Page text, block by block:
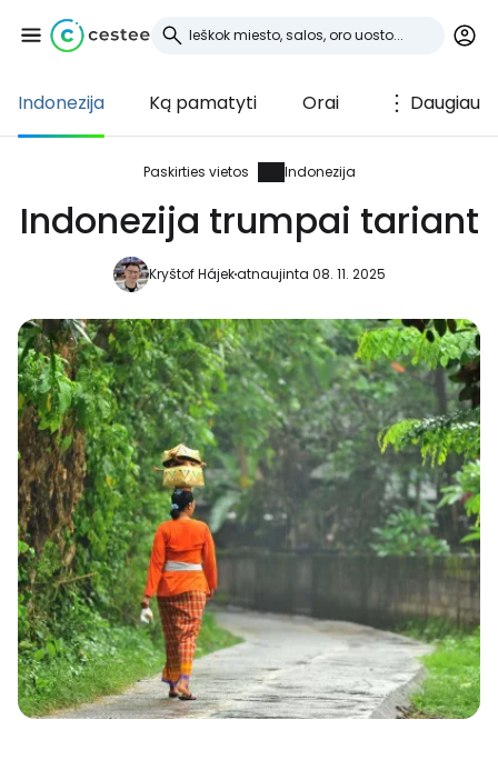
Indonezija Ką pamatyti Orai Daugiau
Paskirties vietos Indonezija
Indonezija trumpai tariant
Kryštof Hájekatnaujinta 08. 11. 2025
Prisijunkite prie
Cestee
... pasaulinė kelionių bendruomenė
Tęsti su Facebook
Tęsti el. paštu